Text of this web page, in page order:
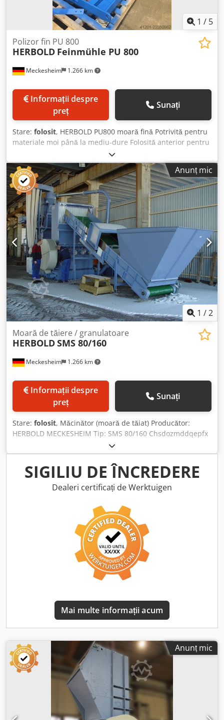
1 / 5
Meckesheim 1.266 km
Polizor fin PU 800
HERBOLD Feinmühle PU 800
preț
Sunați
Stare: folosit, HERBOLD PU800 moară fină Potrivită pentru
materiale moi până la mediu-dure Folosită anterior pentru
măcinarea fină a materialelor plastice Chodpszmddwsfx
Aflsa Diametru discuri de măcinare: 800 mm Motor de
acționare: 90 kW
Anunț mic
1 /2
Meckesheim 1.266 km
Moară de tăiere / granulatoare
HERBOLDSMS 80/160
preț
Sunați
Stare: folosit, Măcinător (moară de tăiat) Producător:
HERBOLD MECKESHEIM Tip: SMS 80/160 Chsdozmddqepfx
Aflsa Rotor: 800 x 1600 mm lățime Motor de antrenare: 250
kW
SIGILIU DE ÎNCREDERE
Dealeri certificați de Werktuigen
Mai multe informații acum
Anunț mic